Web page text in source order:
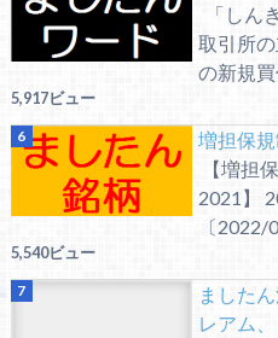
「しん
取引所
の新規買
5,917ビュー
増担保
【増担
2021】
〔
5,540ビュー
ました
レアム